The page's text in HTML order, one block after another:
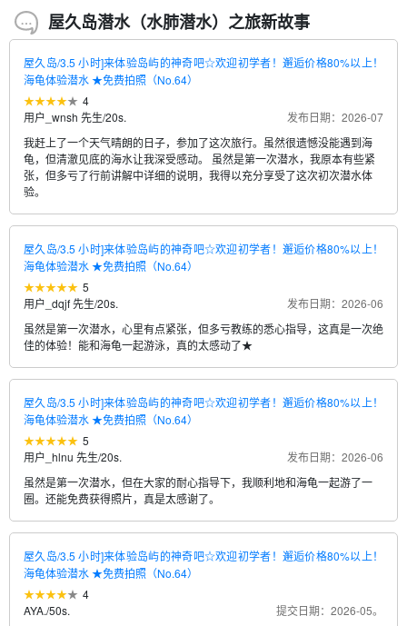
屋久岛潜水（水肺潜水）之旅新故事
屋久岛/3.5 小时]来体验岛屿的神奇吧☆欢迎初学者！邂逅价格80%以上！
海龟体验潜水 ★免费拍照（No.64）
4
用户_wnsh 先生/20s.
发布日期：2026-07
我赶上了一个天气晴朗的日子，参加了这次旅行。虽然很遗憾没能遇到海
龟，但清澈见底的海水让我深受感动。 虽然是第一次潜水，我原本有些紧
张，但多亏了行前讲解中详细的说明，我得以充分享受了这次初次潜水体
验。
屋久岛/3.5 小时]来体验岛屿的神奇吧☆欢迎初学者！邂逅价格80%以上！
海龟体验潜水 ★免费拍照（No.64）
5
用户_dqjf 先生/20s.
发布日期：2026-06
虽然是第一次潜水，心里有点紧张，但多亏教练的悉心指导，这真是一次绝
佳的体验！能和海龟一起游泳，真的太感动了★
屋久岛/3.5 小时]来体验岛屿的神奇吧☆欢迎初学者！邂逅价格80%以上！
海龟体验潜水 ★免费拍照（No.64）
5
用户_hlnu 先生/20s.
发布日期：2026-06
虽然是第一次潜水，但在大家的耐心指导下，我顺利地和海龟一起游了一
圈。还能免费获得照片，真是太感谢了。
屋久岛/3.5 小时]来体验岛屿的神奇吧☆欢迎初学者！邂逅价格80%以上！
海龟体验潜水 ★免费拍照（No.64）
4
AYA./50s.
提交日期：2026-05。